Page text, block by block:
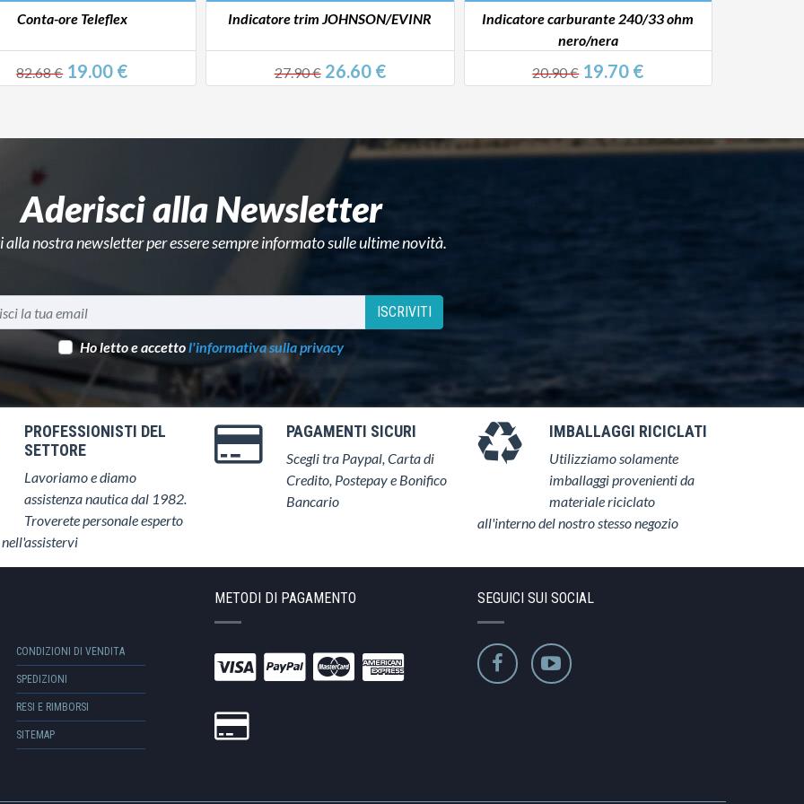
trim JOHNSON/EVINR
27.90 €26.60 €
Indicatore carburante 240/33 ohm
20.90 € 19.70 €
Indicatore angolo barra
36.90 €35.20 €
Aderisci alla Newsletter
alla nostra newsletter per essere sempre informato sulle ultime novità.
ISCRIVITI
Ho letto e accettol'informativa sulla privacy
PROFESSIONISTI DEL
SETTORE
Lavoriamo e diamo
assistenza nautica dal 1982.
Troverete personale esperto
PAGAMENTI SICURI
Scegli tra Paypal, Carta di
Credito, Postepay e Bonifico
Bancario
IMBALLAGGI RICICLATI
Utilizziamo solamente
imballaggi provenienti da
materiale riciclato
all'interno del nostro stesso negozio
CONDIZIONI DI VENDITA
SPEDIZIONI
RESI E RIMBORSI
SITEMAP
METODI DI PAGAMENTO SEGUICI SUI SOCIAL